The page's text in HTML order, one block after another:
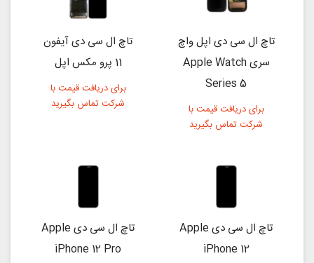
تاچ ال سی دی اپل واچ
سری Apple Watch
Series 5
برای دریافت قیمت با
شرکت تماس بگیرید
تاچ ال سی دی آیفون
11 پرو مکس اپل
برای دریافت قیمت با
شرکت تماس بگیرید
تاچ ال سی دی Apple
iPhone 12
تاچ ال سی دی Apple
iPhone 12 Pro